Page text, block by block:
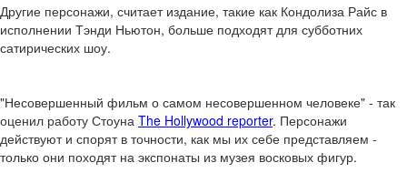
Другие персонажи, считает издание, такие как Кондолиза Райс в
исполнении Тэнди Ньютон, больше подходят для субботних
сатирических шоу.
"Несовершенный фильм о самом несовершенном человеке" - так
оценил работу Стоуна The Hollywood reporter. Персонажи
действуют и спорят в точности, как мы их себе представляем -
только они походят на экспонаты из музея восковых фигур.